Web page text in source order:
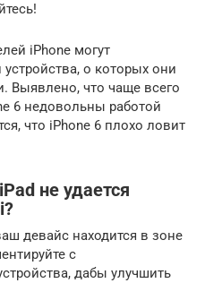
iPhone могут
о которых они
Выявлено, что чаще всего
6 недовольны работой
что iPhone 6 плохо ловит
не удается
девайс находится в зоне
с
дабы улучшить